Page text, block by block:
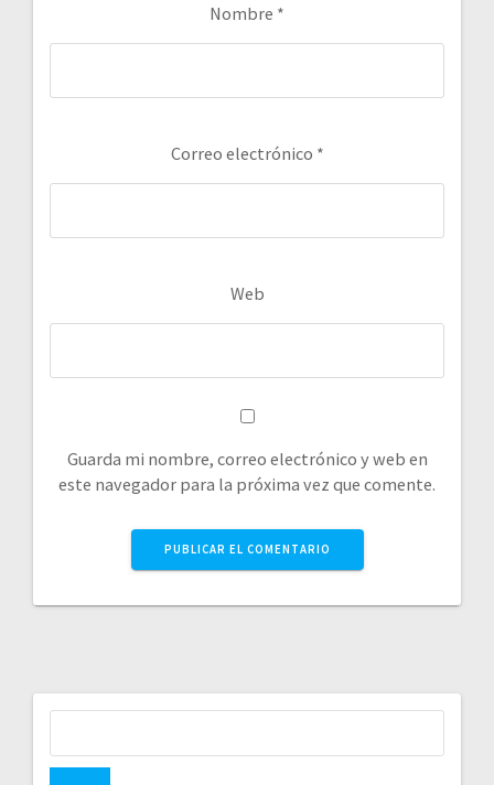
Nombre *
Correo electrónico *
Web
Guarda mi nombre, correo electrónico y web en
este navegador para la próxima vez que comente.